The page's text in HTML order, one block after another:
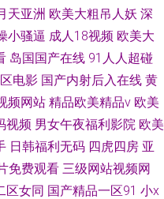
天亚洲 欧美大粗吊人妖 深
小骚逼 成人18视频 欧美大
岛国国产在线 91人人超碰
电影 国产内射后入在线 黄
频网站 精品欧美精品v 欧美
视频 男女午夜福利影院 欧美
日韩福利无码 四虎四房 亚
免费观看 三级网站视频网
区女同 国产精品一区91 小x